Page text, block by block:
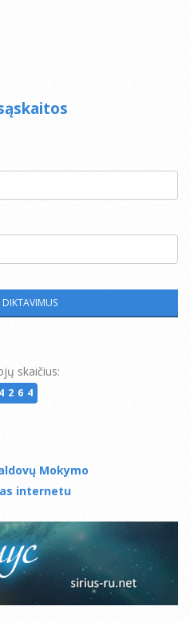
skaičius:
Mokymo
internetu